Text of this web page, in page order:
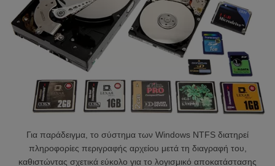
Για παράδειγμα, το σύστημα των Windows NTFS διατηρεί
πληροφορίες περιγραφής αρχείου μετά τη διαγραφή του,
καθιστώντας σχετικά εύκολο για το λογισμικό αποκατάστασης